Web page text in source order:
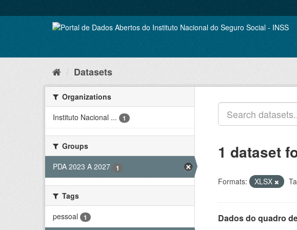
to
Datasets
Organizations
Instituto Nacional ...
1
Groups
PDA 2023 A 2027
1
Tags
pessoal
1
1 dataset
Formats: XLSX
Dados do quadro